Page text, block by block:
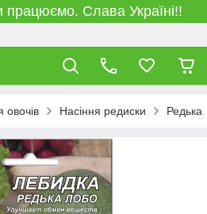
працюємо. Слава Україні!!
овочів Насіння редиски Редька